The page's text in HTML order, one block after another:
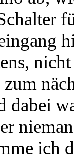
dabei
ich